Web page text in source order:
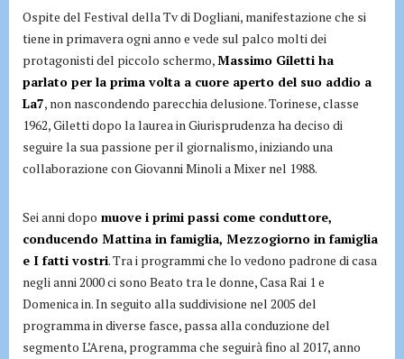
Ospite del Festival della Tv di Dogliani, manifestazione che si
tiene in primavera ogni anno e vede sul palco molti dei
protagonisti del piccolo schermo,Massimo Giletti ha
parlato per la prima volta a cuore aperto del suo addio a
La7, non nascondendo parecchia delusione. Torinese, classe
1962, Giletti dopo la laurea in Giurisprudenza ha deciso di
seguire la sua passione per il giornalismo, iniziando una
collaborazione con Giovanni Minoli a Mixer nel 1988.
Sei anni dopo muove i primi passi come conduttore,
conducendo Mattina in famiglia, Mezzogiorno in famiglia
e I fatti vostri. Tra i programmi che lo vedono padrone di casa
negli anni 2000 ci sono Beato tra le donne, Casa Rai 1 e
Domenica in. In seguito alla suddivisione nel 2005 del
programma in diverse fasce, passa alla conduzione del
segmento L’Arena, programma che seguirà fino al 2017, anno